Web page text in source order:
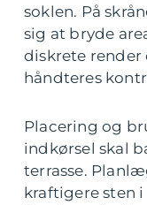
soklen. På
sig at bryde
diskrete render
håndteres
Placering og
indkørsel skal
terrasse.
kraftigere sten